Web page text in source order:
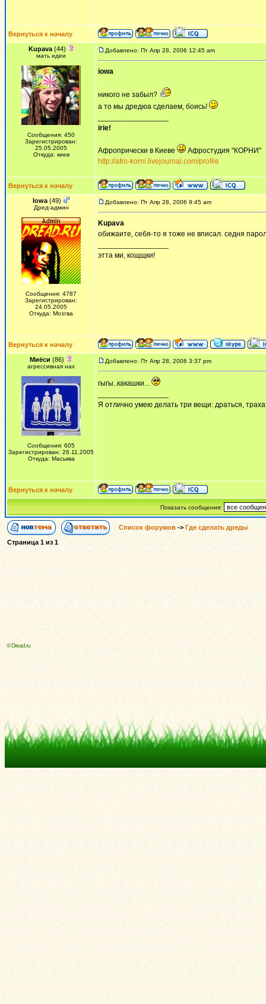
Вернуться к началу
Kupava(44)
мать идеи
Сообщения: 450
Зарегистрирован:
25.05.2005
Откуда: киев
Добавлено: Пт Апр 28, 2006 12:45 am
iowa
никого не забыл?
а то мы дредюа сделаем, боись!
irie!
Афропрически в Киеве
Афростудия "КОРНИ"
http://afro-korni.livejournal.com/profile
Вернуться к началу
Iowa (49)
Дред-админ
Сообщения: 4787
Зарегистрирован:
24.05.2005
Откуда: Мозгва
Добавлено: Пт Апр 28, 2006 9:45 am
Kupava
обижаите, себя-то я тоже не вписал. седня
этта ми, кощщки!
Вернуться к началу
Миёси (86)
агрессивная нах
Сообщения: 605
Зарегистрирован: 26.11.2005
Откуда: Маськва
Добавлено: Пт Апр 28, 2006 3:37 pm
гыгы..какашки...
Я отлично умею делать три вещи: драться,
Вернуться к началу
Показать сообщения:
Список форумов -> Где сделать дреды
Страница 1из 1
© Dread.ru